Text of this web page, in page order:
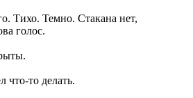
Тихо. Темно. Стакана нет,
голос.
что-то делать.